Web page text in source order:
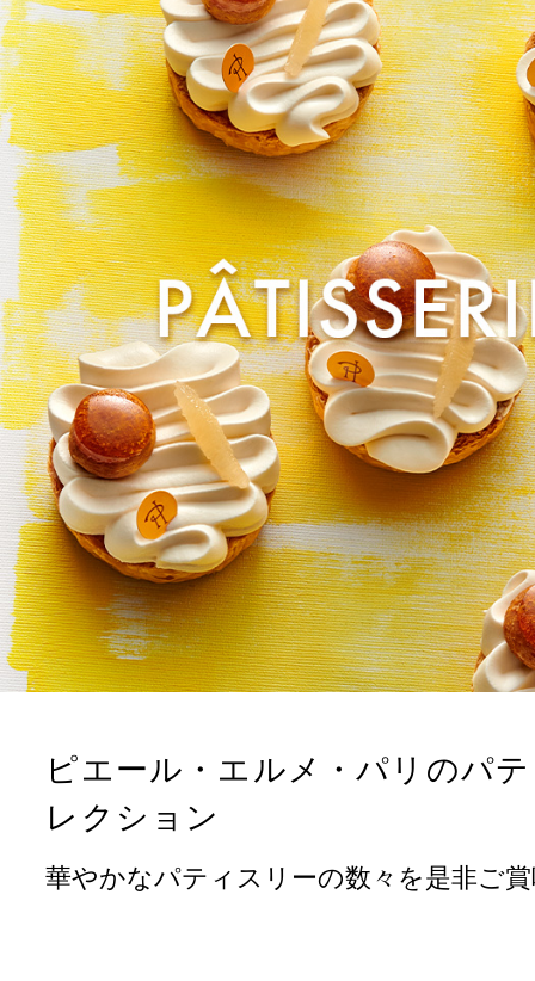
マカロンギフト
Macarons
生
アニバーサリー
ケーキ
Gâteaux
d'Anniversaire
チ
焼き菓子
Sablé et gateaux de
voyage
ク
他
紅茶
Thés
贈
アイス
Glaces
冷
Produits de saison
ピエール・エルメ・パリのパ
レクション
華やかなパティスリーの数々を是非ご